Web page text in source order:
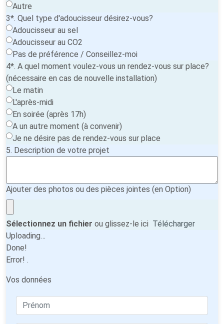
Autre
3*. Quel type d'adoucisseur désirez-vous?
Adoucisseur au sel
Adoucisseur au CO2
Pas de préférence / Conseillez-moi
4*. A quel moment voulez-vous un rendez-vous sur place?
(nécessaire en cas de nouvelle installation)
Le matin
L'après-midi
En soirée (après 17h)
A un autre moment (à convenir)
Je ne désire pas de rendez-vous sur place
5. Description de votre projet
Ajouter des photos ou des pièces jointes (en Option)
Sélectionnez un fichier ou glissez-le ici Télécharger
Uploading…
Done!
Error! .
Vos données